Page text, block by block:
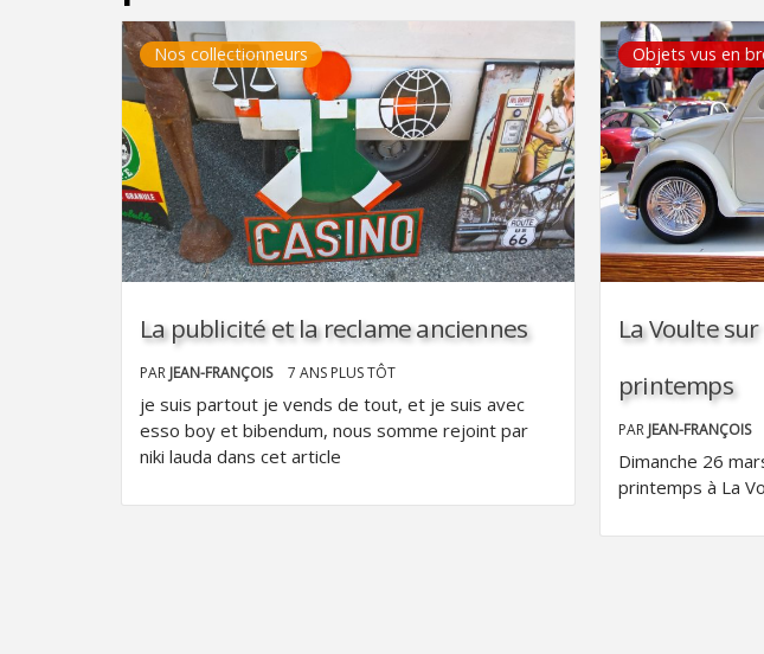
Nos collectionneurs
La publicité et la reclame anciennes
PAR JEAN-FRANÇOIS 7 ANS PLUS TÔT
je suis partout je vends de tout, et je suis avec
esso boy et bibendum, nous somme rejoint par
niki lauda dans cet article
Objets vus en
La Voulte
printemps
PAR JEAN-FRANÇOIS
Dimanche 26
printemps à La